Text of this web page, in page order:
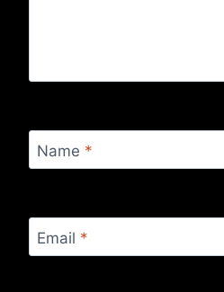
Name *
Email *